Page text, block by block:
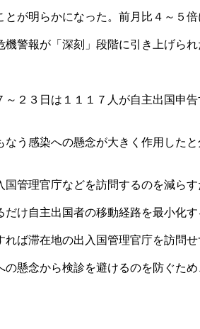
が明らかになった。前月比４～５倍
警報が「深刻」段階に引き上げら
２３日は１１１７人が自主出国申
う感染への懸念が大きく作用した
管理官庁などを訪問するのを減ら
け自主出国者の移動経路を最小化
ば滞在地の出入国管理官庁を訪問
懸念から検診を避けるのを防ぐた